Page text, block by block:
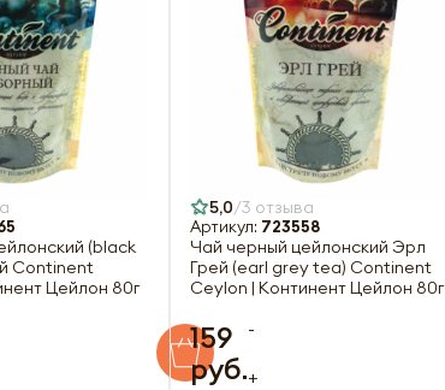
(black
Continent
Цейлон 80г
5,0 3 отзыва
Артикул: 723558
Чай черный цейлонский Эрл
Грей (earl grey tea) Continent
Ceylon | Континент Цейлон 80г
159
руб.
-
+